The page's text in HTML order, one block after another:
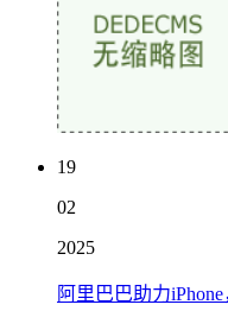
19
02
2025
阿里巴巴助力